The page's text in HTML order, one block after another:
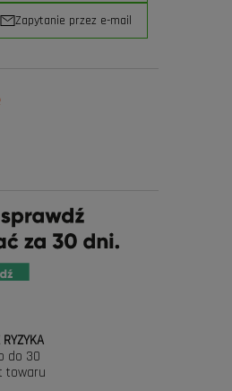
Zapytanie przez e-mail
do 30
towaru